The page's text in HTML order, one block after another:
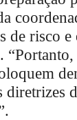
de risco
diretrizes